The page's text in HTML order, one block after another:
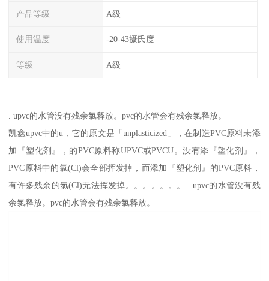
产品等级 A级
使用温度 -20-43摄氏度
等级 A级
. upvc的水管没有残余氯释放。pvc的水管会有残余氯释放。
凯鑫upvc中的u，它的原文是「unplasticized」，在制造PVC原料未添
加『塑化剂』，的PVC原料称UPVC或PVCU。没有添『塑化剂』，
PVC原料中的氯(Cl)会全部挥发掉，而添加『塑化剂』的PVC原料，
有许多残余的氯(Cl)无法挥发掉。。。。。。。 . upvc的水管没有残
余氯释放。pvc的水管会有残余氯释放。